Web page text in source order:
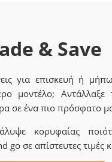
& Save
για επισκευή ή
μοντέλο;
σε ένα πιο πρόσφατο
κορυφαίας
go σε απίστευτες